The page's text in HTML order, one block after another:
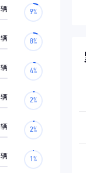
辆
辆
辆
辆
辆
辆